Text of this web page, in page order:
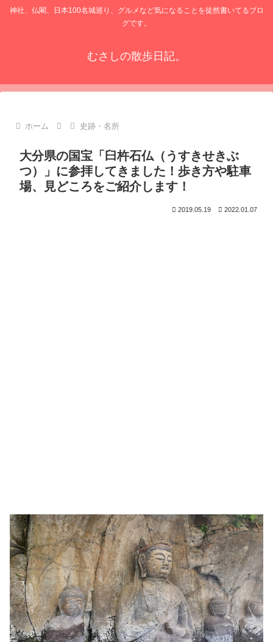
神社、仏閣、日本100名城巡り、グルメなど気になることを徒然書いてるブロ
グです。
むさしの散歩日記。
ホーム 史跡・名所
大分県の国宝「臼杵石仏（うすきせきぶ
つ）」に参拝してきました！歩き方や駐車
場、見どころをご紹介します！
2019.05.19 2022.01.07